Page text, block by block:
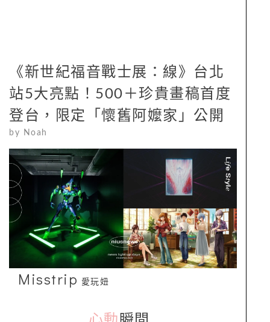
《新世紀福音戰士展：線》台北
站5大亮點！500＋珍貴畫稿首度
登台，限定「懷舊阿嬤家」公開
by Noah
Misstrip 愛玩妞